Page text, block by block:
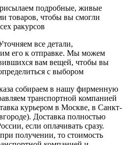
подробные, живые
товаров, чтобы вы смогли
ракурсов
все детали,
его к отправке. Мы можем
вам вещей, чтобы вы
с выбором
собираем в нашу фирменную
транспортной компанией
курьером в Москве, в Санкт-
Доставка полностью
если оплачивать сразу.
получении, то стоимость